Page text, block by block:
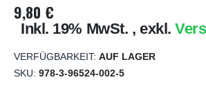
9,80 €
Inkl. 19% MwSt. , exkl.
VERFÜGBARKEIT: AUF LAGER
SKU 978-3-96524-002-5